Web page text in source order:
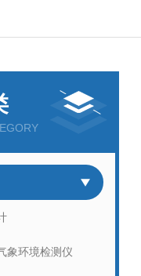
象环境检测仪